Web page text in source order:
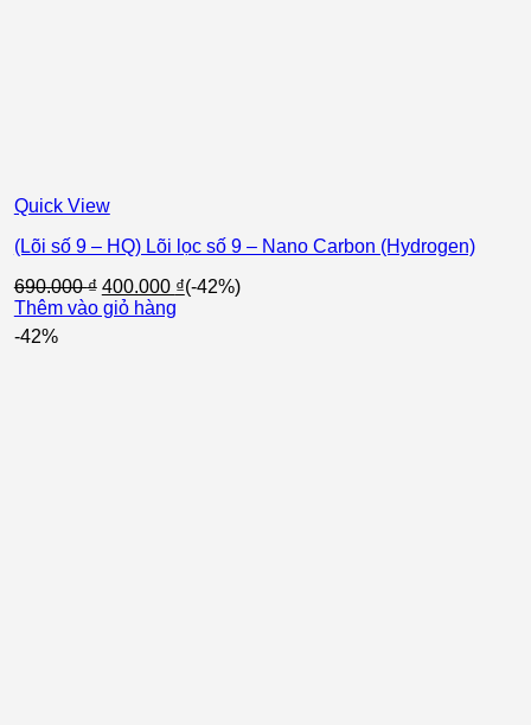
Quick View
(Lõi số 9 – HQ) Lõi lọc số 9 – Nano Carbon (Hydrogen)
690.000₫ Giá
gốc
400.000 ₫Giá
(-42%)
Thêm vào giỏ hàng
-42%